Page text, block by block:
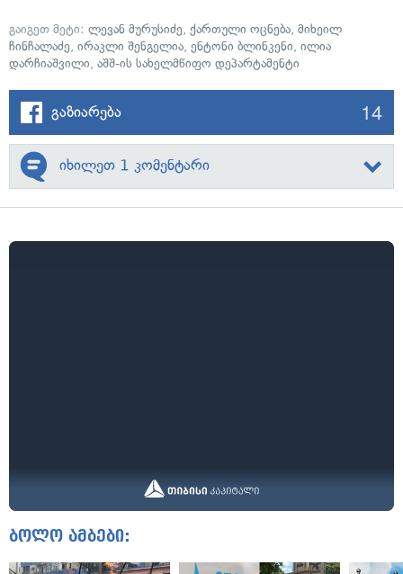
გაიგეთ მეტი: ლევან მურუსიძე, ქართული ოცნება, მიხეილ
ჩინჩალაძე, ირაკლი შენგელია, ენტონი ბლინკენი, ილია
დარჩიაშვილი, აშშ-ის სახელმწიფო დეპარტამენტი
გაზიარება 14
იხილეთ 1 კომენტარი
ბოლო ამბები: